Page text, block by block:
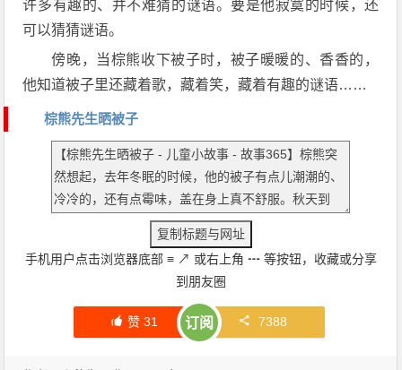
许多有趣的、并不难猜的谜语。要是他寂寞的时候，还
可以猜猜谜语。
傍晚，当棕熊收下被子时，被子暖暖的、香香的，
他知道被子里还藏着歌，藏着笑，藏着有趣的谜语……
棕熊先生晒被子
手机用户点击浏览器底部 ≡ ↗ 或右上角 ┅ 等按钮，收藏或分享
到朋友圈
赞31 订阅 7388